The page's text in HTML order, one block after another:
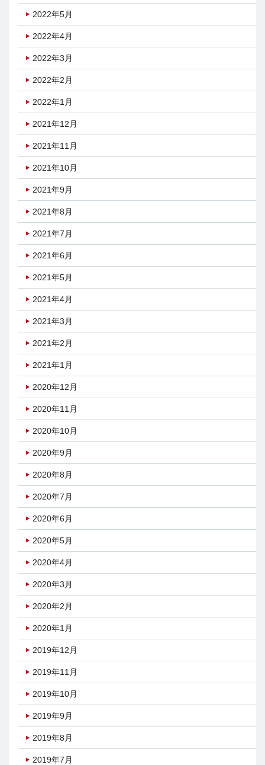
2022年5月
2022年4月
2022年3月
2022年2月
2022年1月
2021年12月
2021年11月
2021年10月
2021年9月
2021年8月
2021年7月
2021年6月
2021年5月
2021年4月
2021年3月
2021年2月
2021年1月
2020年12月
2020年11月
2020年10月
2020年9月
2020年8月
2020年7月
2020年6月
2020年5月
2020年4月
2020年3月
2020年2月
2020年1月
2019年12月
2019年11月
2019年10月
2019年9月
2019年8月
2019年7月